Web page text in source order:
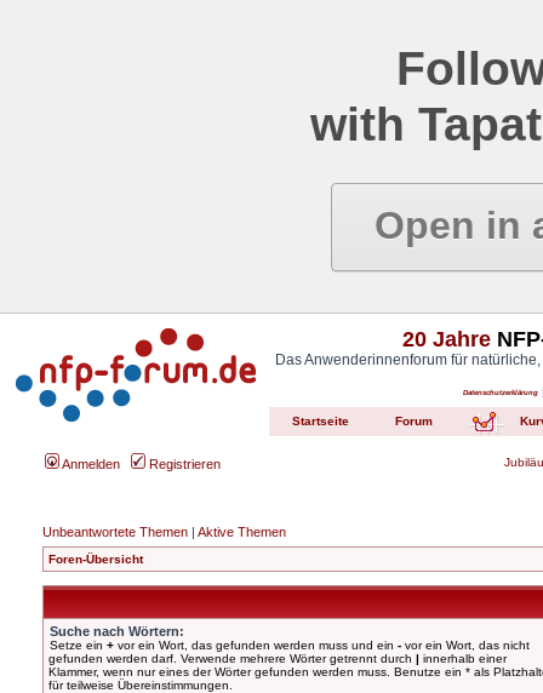
with
Open in
20 Jahre
Das Anwenderinnenforum für
Datenschutzerklärung
Startseite Forum
Anmelden Registrieren
Unbeantwortete Themen | Aktive Themen
Foren-Übersicht
Suche nach Wörtern:
Setze ein + vor ein Wort, das gefunden werden muss und ein - vor ein Wort, das nicht
gefunden werden darf. Verwende mehrere Wörter getrennt durch | innerhalb einer
Klammer, wenn nur eines der Wörter gefunden werden muss. Benutze ein * als
für teilweise Übereinstimmungen.